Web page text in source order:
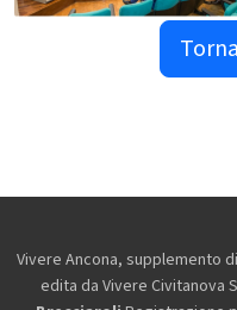
Vivere Ancona, supplemento
edita da Vivere Civitanova